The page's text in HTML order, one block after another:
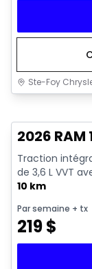
Ste-Foy
2026 RAM
Traction
de 3,6 L VVT
10 km
Par semaine + tx
219$